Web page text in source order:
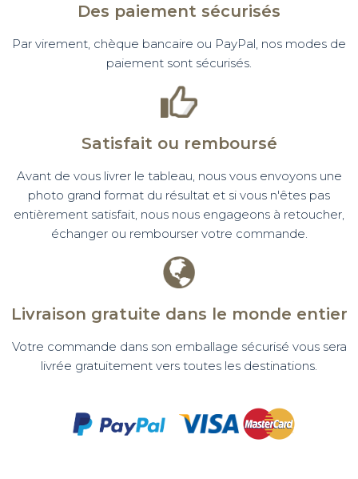
Des paiement sécurisés
Par virement, chèque bancaire ou PayPal, nos modes de
paiement sont sécurisés.
Satisfait ou remboursé
Avant de vous livrer le tableau, nous vous envoyons une
photo grand format du résultat et si vous n'êtes pas
entièrement satisfait, nous nous engageons à retoucher,
échanger ou rembourser votre commande.
Livraison gratuite dans le monde entier
Votre commande dans son emballage sécurisé vous sera
livrée gratuitement vers toutes les destinations.